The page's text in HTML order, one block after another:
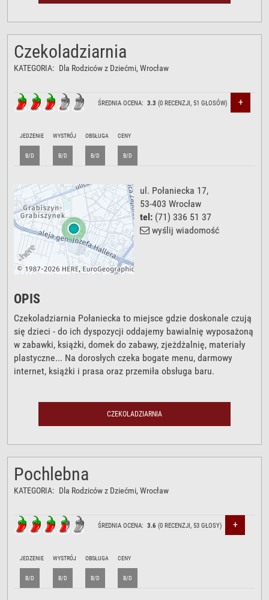
Czekoladziarnia
KATEGORIA: Dla Rodziców z Dziećmi, Wrocław
ŚREDNIA OCENA:3.3 (0 RECENZJI, 51 GŁOSÓW) +
JEDZENIE
B/D
WYSTRÓJ
B/D
OBSŁUGA
B/D
CENY
B/D
ul. Połaniecka 17,
53-403 Wrocław
tel: (71) 336 51 37
wyślij wiadomość
OPIS
Czekoladziarnia Połaniecka to miejsce gdzie doskonale czują
się dzieci - do ich dyspozycji oddajemy bawialnię wyposażoną
w zabawki, książki, domek do zabawy, zjeżdżalnię, materiały
plastyczne... Na dorosłych czeka bogate menu, darmowy
internet, książki i prasa oraz przemiła obsługa baru.
CZEKOLADZIARNIA
Pochlebna
KATEGORIA: Dla Rodziców z Dziećmi, Wrocław
ŚREDNIA OCENA:3.6 (0 RECENZJI, 53 GŁOSY) +
JEDZENIE
B/D
WYSTRÓJ
B/D
OBSŁUGA
B/D
CENY
B/D